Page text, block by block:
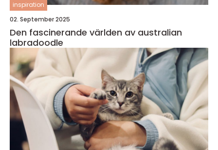
inspiration
02. September 2025
Den fascinerande världen av australian
labradoodle